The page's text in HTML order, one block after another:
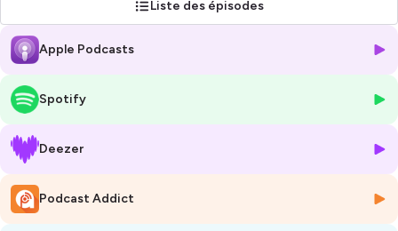
☯️ Océane Onoratini
Créatrice de l’approche
➡www.lecorpslaclef.com
➡www.instagram.com/oceane.onoratini
Formatrice de professionnel•les en
& en Yoga Somatique
Liste des épisodes
Apple Podcasts
Spotify
Deezer
Podcast Addict